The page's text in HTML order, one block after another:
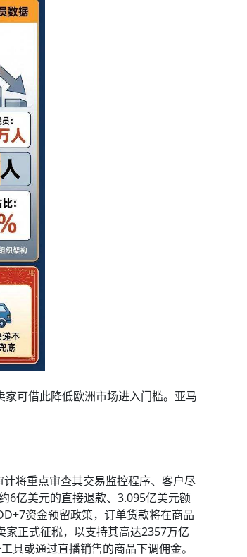
可借此降低欧洲市场进入门槛。亚马
将重点审查其交易监控程序、客户尽
6亿美元的直接退款、3.095亿美元额
资金预留政策，订单货款将在商品
正式征税，以支持其高达2357万亿
或通过直播销售的商品下调佣金。